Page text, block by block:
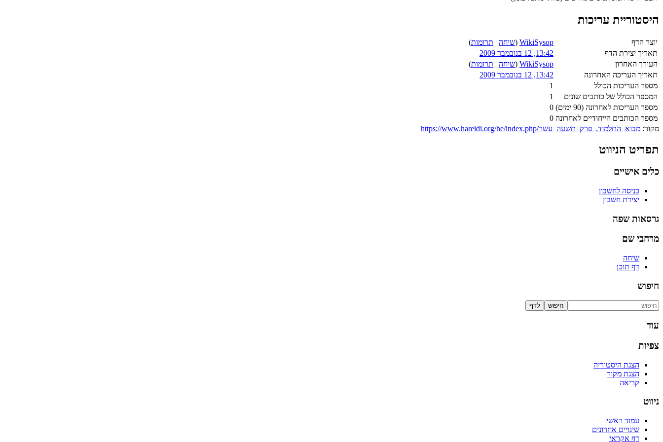
היסטוריית עריכות
יוצר הדף WikiSysop
(שיחה | תרומות)
תאריך יצירת הדף
13:42, 12 בנובמבר 2009
העורך האחרון
WikiSysop
(שיחה | תרומות)
תאריך העריכה האחרונה
13:42, 12 בנובמבר 2009
מספר העריכות הכולל
1
המספר הכולל של כותבים שונים
1
מספר העריכות לאחרונה (90 ימים)
0
מספר הכותבים הייחודיים לאחרונה 0
מקור: https://www.hareidi.org/he/index.php/מבוא_התלמוד,_פרק_תשעה_עשר
תפריט הניווט
כלים אישיים
כניסה לחשבון
יצירת חשבון
גרסאות שפה
מרחבי שם
שיחה
דף תוכן
חיפוש
עוד
צפיות
הצגת היסטוריה
הצגת מקור
קריאה
ניווט
עמוד ראשי
שינויים אחרונים
דף אקראי